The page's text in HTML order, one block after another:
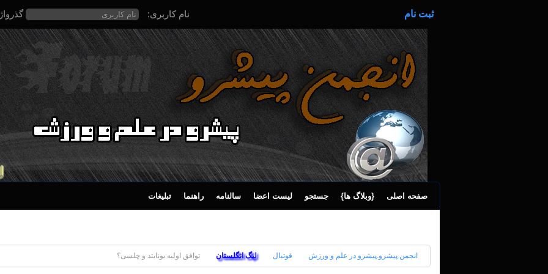
ثبت نام نام کاربری:
صفحه اصلی {وبلاگ ها} جستجو لیست اعضا سالنامه راهنما تبلیغات
انجمن پیشرو.پیشرو در علم و ورزش فوتبال لیگ انگلستان توافق اولیه یونایتد و چلسی؟